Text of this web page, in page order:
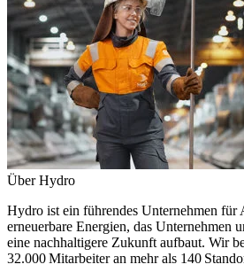
Über Hydro
Hydro ist ein führendes Unternehmen für
erneuerbare Energien, das Unternehmen
eine nachhaltigere Zukunft aufbaut. Wir
32.000 Mitarbeiter an mehr als 140